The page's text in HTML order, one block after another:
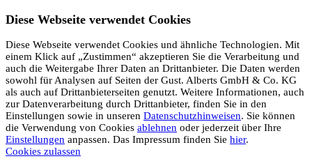
Diese Webseite verwendet Cookies
Diese Webseite verwendet Cookies und ähnliche Technologien. Mit
einem Klick auf „Zustimmen“ akzeptieren Sie die Verarbeitung und
auch die Weitergabe Ihrer Daten an Drittanbieter. Die Daten werden
sowohl für Analysen auf Seiten der Gust. Alberts GmbH & Co. KG
als auch auf Drittanbieterseiten genutzt. Weitere Informationen, auch
zur Datenverarbeitung durch Drittanbieter, finden Sie in den
Einstellungen sowie in unseren Datenschutzhinweisen. Sie können
die Verwendung von Cookies ablehnen oder jederzeit über Ihre
Einstellungen anpassen. Das Impressum finden Sie hier.
Cookies zulassen